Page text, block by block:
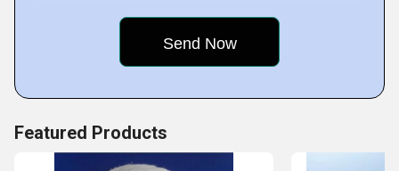
Featured Products